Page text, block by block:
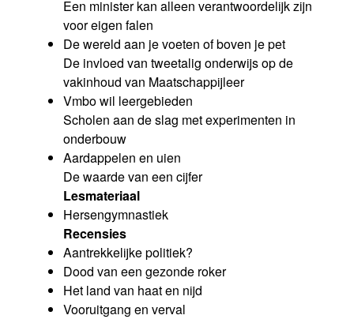
Een minister kan alleen verantwoordelijk zijn
voor eigen falen
De wereld aan je voeten of boven je pet
De invloed van tweetalig onderwijs op de
vakinhoud van Maatschappijleer
Vmbo wil leergebieden
Scholen aan de slag met experimenten in
onderbouw
Aardappelen en uien
De waarde van een cijfer
Lesmateriaal
Hersengymnastiek
Recensies
Aantrekkelijke politiek?
Dood van een gezonde roker
Het land van haat en nijd
Vooruitgang en verval